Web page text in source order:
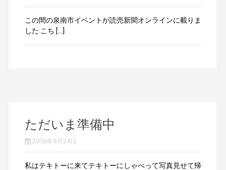
この間の泉南市イベントが読売新聞オンラインに載りま
した こち […]
ただいま準備中
2016年9月24日
私はテキトーに来てテキトーにしゃべって写真見せて帰